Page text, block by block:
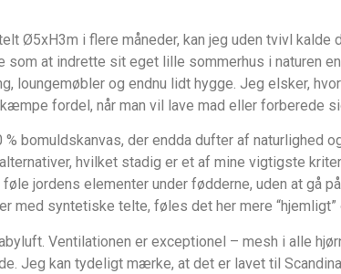
Ø5xH3m i flere måneder, kan jeg uden tvivl
at indrette sit eget lille sommerhus i naturen
loungemøbler og endnu lidt hygge. Jeg elsker,
fordel, når man vil lave mad eller forberede
bomuldskanvas, der endda dufter af naturlighed
hvilket stadig er et af mine vigtigste
jordens elementer under fødderne, uden at gå
med syntetiske telte, føles det her mere
Ventilationen er exceptionel – mesh i alle
Jeg kan tydeligt mærke, at det er lavet til